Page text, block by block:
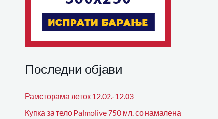
Последни објави
Рамсторама леток 12.02.-12.03
Купка за тело Palmolive 750 мл. со намалена